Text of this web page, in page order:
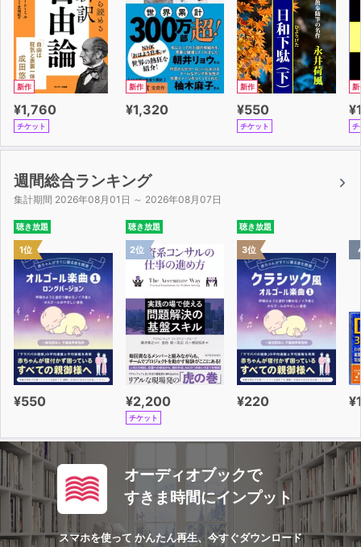
新作
¥1,760
チケット
新作
¥1,320
新作
¥550
チケット
新
チ
週間総合ランキング
集計期間 2026年08月01日 ～ 2026年08月07日
聴き放題
1位
¥550
聴き放題
2位
¥2,200
チケット
聴き放題
3位
¥220
オーディオブックで
すきま時間にインプット
スマホを使って かんたん再生、今すぐダウンロード